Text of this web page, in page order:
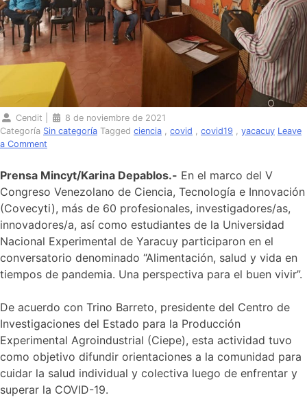
Cendit
8 de noviembre de 2021
Categoría Sin categoría Tagged ciencia , covid , covid19 , yacacuy Leave
a Comment
debaten
cómo
recuperar
la
salud
después
de
padecer
COVID-
Prensa Mincyt/Karina Depablos.- En el marco del V
Congreso Venezolano de Ciencia, Tecnología e Innovación
(Covecyti), más de 60 profesionales, investigadores/as,
innovadores/a, así como estudiantes de la Universidad
Nacional Experimental de Yaracuy participaron en el
conversatorio denominado “Alimentación, salud y vida en
tiempos de pandemia. Una perspectiva para el buen vivir”.
De acuerdo con Trino Barreto, presidente del Centro de
Investigaciones del Estado para la Producción
Experimental Agroindustrial (Ciepe), esta actividad tuvo
como objetivo difundir orientaciones a la comunidad para
cuidar la salud individual y colectiva luego de enfrentar y
superar la COVID-19.